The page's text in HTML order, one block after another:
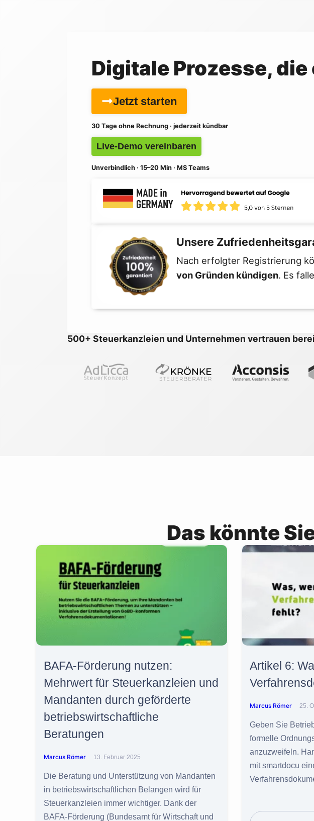
Digitale Prozesse,
Jetzt starten
30 Tage ohne Rechnung · jederzeit kündbar
Live-Demo vereinbaren
Unverbindlich · 15–20 Min · MS Teams
Unsere
Nach erfolgter Registrierung
von Gründen kündigen. Es
500+ Steuerkanzleien und Unternehmen vertrauen
Das könnte
BAFA-Förderung nutzen:
Mehrwert für Steuerkanzleien und
Mandanten durch geförderte
betriebswirtschaftliche
Beratungen
Marcus Römer 13. Februar 2025
Die Beratung und Unterstützung von Mandanten
in betriebswirtschaftlichen Belangen wird für
Steuerkanzleien immer wichtiger. Dank der
BAFA-Förderung (Bundesamt für Wirtschaft und
Artikel 6:
Marcus Römer 25.
Geben Sie
formelle
anzuzweifeln.
mit smartdocu